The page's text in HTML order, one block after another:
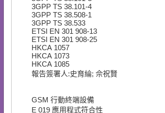
3GPP TS 38.101-4
3GPP TS 38.508-1
3GPP TS 38.533
ETSI EN 301 908-13
ETSI EN 301 908-25
HKCA 1057
HKCA 1073
HKCA 1085
報告簽署人:史育綸; 佘祝賢
GSM 行動終端設備
E 019 應用程式符合性